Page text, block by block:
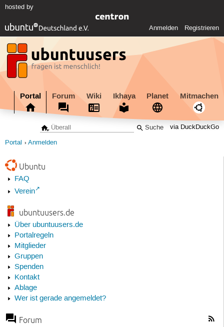
hosted by
Anmelden Registrieren
Portal Forum Wiki Ikhaya Planet Mitmachen
via DuckDuckGo
Portal Anmelden
Ubuntu
FAQ
Verein
ubuntuusers.de
Über ubuntuusers.de
Portalregeln
Mitglieder
Gruppen
Spenden
Kontakt
Ablage
Wer ist gerade angemeldet?
Forum